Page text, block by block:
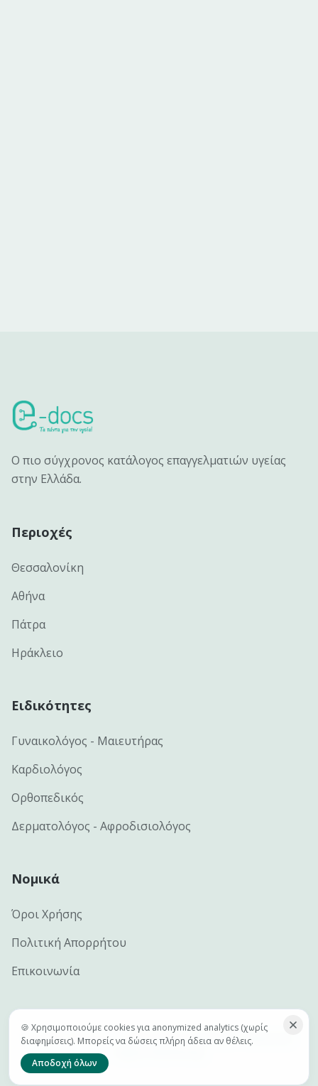
Ο πιο σύγχρονος κατάλογος επαγγελματιών υγείας
στην Ελλάδα.
Περιοχές
Θεσσαλονίκη
Αθήνα
Πάτρα
Ηράκλειο
Ειδικότητες
Γυναικολόγος - Μαιευτήρας
Καρδιολόγος
Ορθοπεδικός
Δερματολόγος - Αφροδισιολόγος
Νομικά
Όροι Χρήσης
Πολιτική Απορρήτου
Επικοινωνία
©2026e-docs.gr — Handcrafted by Netclick · Advanced
🍪 Χρησιμοποιούμε cookies για anonymized analytics (χωρίς
διαφημίσεις). Μπορείς να δώσεις πλήρη άδεια αν θέλεις.
Αποδοχή όλων